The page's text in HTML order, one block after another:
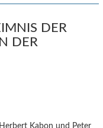
DER
DER
Kabon und Peter